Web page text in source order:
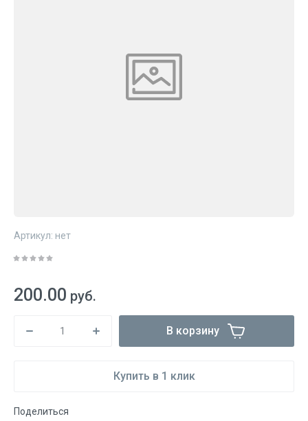
Артикул: нет
200.00 руб.
В корзину
Купить в 1 клик
Поделиться